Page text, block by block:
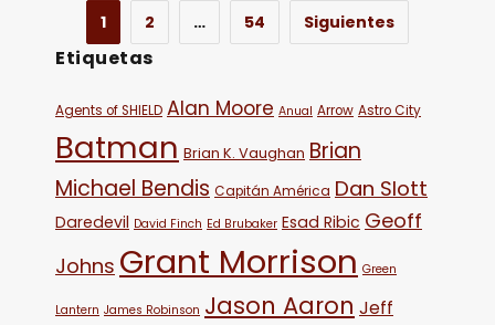
1 2 … 54 Siguientes
Etiquetas
Agents of SHIELD Alan Moore Anual Arrow Astro City
Batman Brian K. Vaughan Brian
Michael Bendis Capitán América Dan Slott
Daredevil David Finch Ed Brubaker Esad Ribic Geoff
Johns Grant Morrison Green
Lantern James Robinson Jason Aaron Jeff